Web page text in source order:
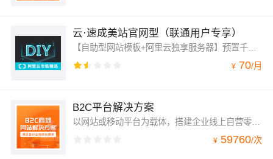
云·速成美站官网型（联通用户专享）
【自助型网站模板+阿里云独享服务器】预置千套精美模板，随意切换，无需技术就可以建立PC+手机网站+微信公众号+小程序。该建站产品与ECS下单时同时购买，ECS最低配置1G1核即可。购买须知：请在购买ECS配置安全组时选择HTTP：80端口【仅支持包年包月购买】
¥ 70/月
B2C平台解决方案
¥ 59760/次